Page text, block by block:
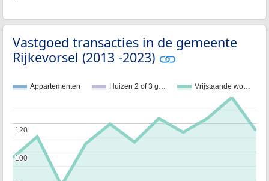
Vastgoed transacties in de gemeente
Rijkevorsel (2013 -2023)
Appartementen Huizen 2 of 3 g… Vrijstaande wo…
100
100
120
120